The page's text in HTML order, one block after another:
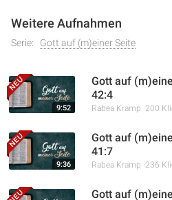
Weitere Aufnahmen
Serie: Gott auf (m)einer Seite
9:52
Gott auf
42:4
Rabea Kramp 200
9:36
Gott auf
41:7
Rabea Kramp 236
Gott auf